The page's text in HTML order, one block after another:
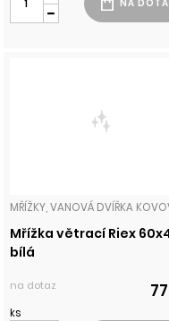
Mřížka větrací Riex
bílá
na dotaz
ks